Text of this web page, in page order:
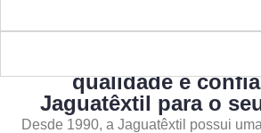
qualidade e
Jaguatêxtil para o
Desde 1990, a Jaguatêxtil possui